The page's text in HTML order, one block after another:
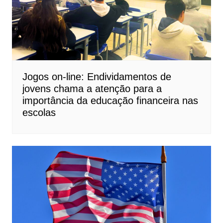
Jogos on-line: Endividamentos de
jovens chama a atenção para a
importância da educação financeira nas
escolas